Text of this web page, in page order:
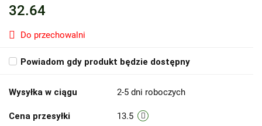
32.64
Do przechowalni
Powiadom gdy produkt będzie dostępny
Wysyłka w ciągu 2-5 dni roboczych
Cena przesyłki 13.5